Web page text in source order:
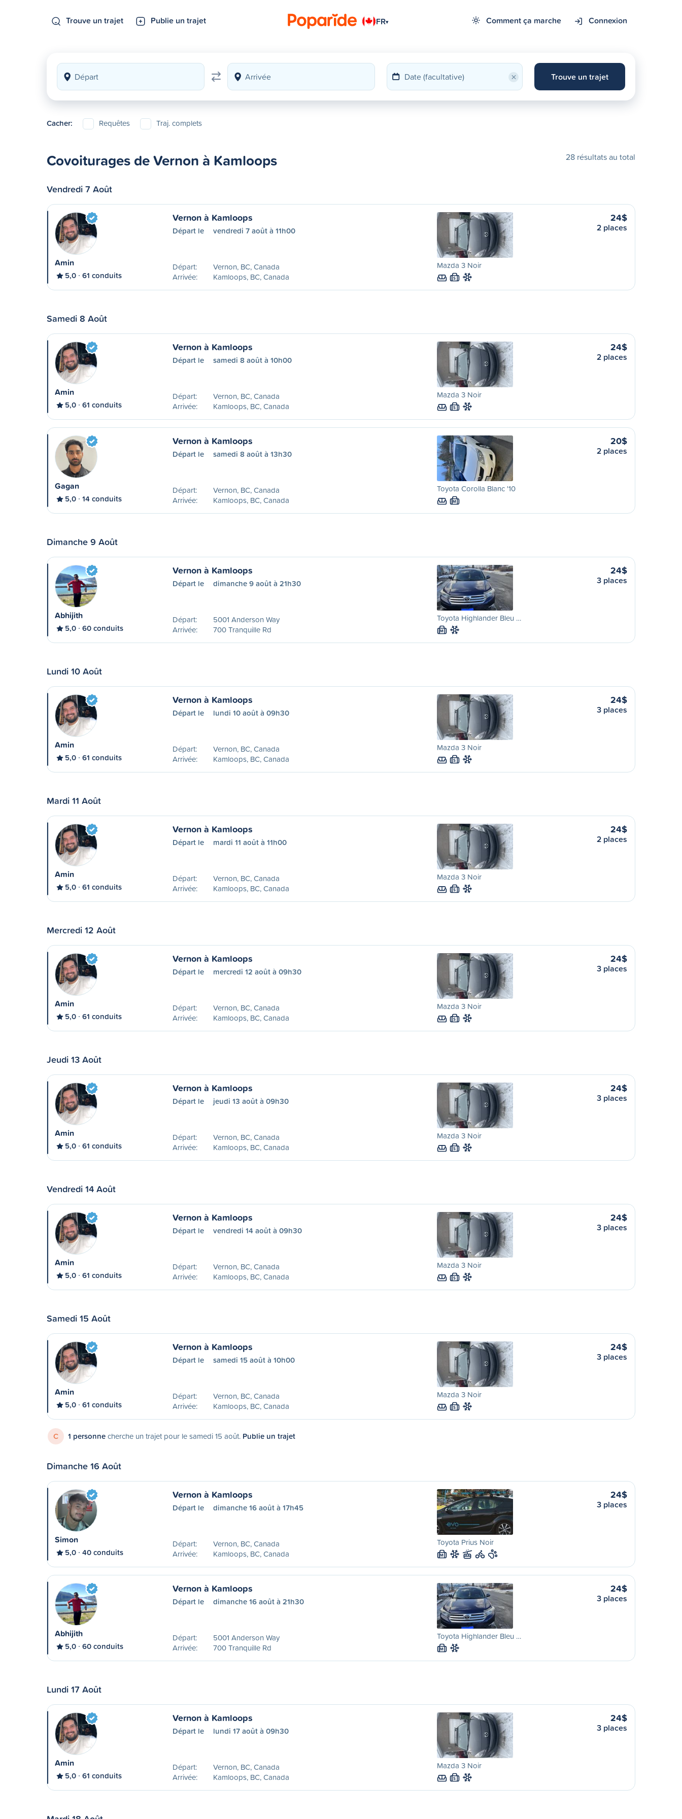
Trouve un trajet Publie un trajet FR▾ Comment ça marche Connexion
× Trouve un trajet
Cacher: Requêtes Traj. complets
Covoiturages de Vernon à Kamloops 28 résultats au total
Vendredi 7 Août
Amin
5,0 61 conduits
Vernon à Kamloops
Départ le vendredi 7 août à 11h00
Départ:
Vernon, BC, Canada
Arrivée:
Kamloops, BC, Canada
Mazda 3 Noir
S
24$
2 places
Samedi 8 Août
Amin
5,0 61 conduits
Vernon à Kamloops
Départ le samedi 8 août à 10h00
Départ:
Vernon, BC, Canada
Arrivée:
Kamloops, BC, Canada
Mazda 3 Noir
S
24$
2 places
Gagan
5,0 14 conduits
Vernon à Kamloops
Départ le samedi 8 août à 13h30
Départ:
Vernon, BC, Canada
Arrivée:
Kamloops, BC, Canada
Toyota Corolla Blanc '10
M
20$
2 places
Dimanche 9 Août
Abhijith
5,0 60 conduits
Vernon à Kamloops
Départ le dimanche 9 août à 21h30
Départ:
5001 Anderson Way
Arrivée:
700 Tranquille Rd
Toyota Highlander Bleu …
M
24$
3 places
Lundi 10 Août
Amin
5,0 61 conduits
Vernon à Kamloops
Départ le lundi 10 août à 09h30
Départ:
Vernon, BC, Canada
Arrivée:
Kamloops, BC, Canada
Mazda 3 Noir
S
24$
3 places
Mardi 11 Août
Amin
5,0 61 conduits
Vernon à Kamloops
Départ le mardi 11 août à 11h00
Départ:
Vernon, BC, Canada
Arrivée:
Kamloops, BC, Canada
Mazda 3 Noir
S
24$
2 places
Mercredi 12 Août
Amin
5,0 61 conduits
Vernon à Kamloops
Départ le mercredi 12 août à 09h30
Départ:
Vernon, BC, Canada
Arrivée:
Kamloops, BC, Canada
Mazda 3 Noir
S
24$
3 places
Jeudi 13 Août
Amin
5,0 61 conduits
Vernon à Kamloops
Départ le jeudi 13 août à 09h30
Départ:
Vernon, BC, Canada
Arrivée:
Kamloops, BC, Canada
Mazda 3 Noir
S
24$
3 places
Vendredi 14 Août
Amin
5,0 61 conduits
Vernon à Kamloops
Départ le vendredi 14 août à 09h30
Départ:
Vernon, BC, Canada
Arrivée:
Kamloops, BC, Canada
Mazda 3 Noir
S
24$
3 places
Samedi 15 Août
Amin
5,0 61 conduits
Vernon à Kamloops
Départ le samedi 15 août à 10h00
Départ:
Vernon, BC, Canada
Arrivée:
Kamloops, BC, Canada
Mazda 3 Noir
S
24$
3 places
C 1 personnecherche un trajet pour le samedi 15 août. Publie un trajet
Dimanche 16 Août
Simon
5,0 40 conduits
Vernon à Kamloops
Départ le dimanche 16 août à 17h45
Départ:
Vernon, BC, Canada
Arrivée:
Kamloops, BC, Canada
Toyota Prius Noir
M
24$
3 places
Abhijith
5,0 60 conduits
Vernon à Kamloops
Départ le dimanche 16 août à 21h30
Départ:
5001 Anderson Way
Arrivée:
700 Tranquille Rd
Toyota Highlander Bleu …
M
24$
3 places
Lundi 17 Août
Amin
5,0 61 conduits
Vernon à Kamloops
Départ le lundi 17 août à 09h30
Départ:
Vernon, BC, Canada
Arrivée:
Kamloops, BC, Canada
Mazda 3 Noir
S
24$
3 places